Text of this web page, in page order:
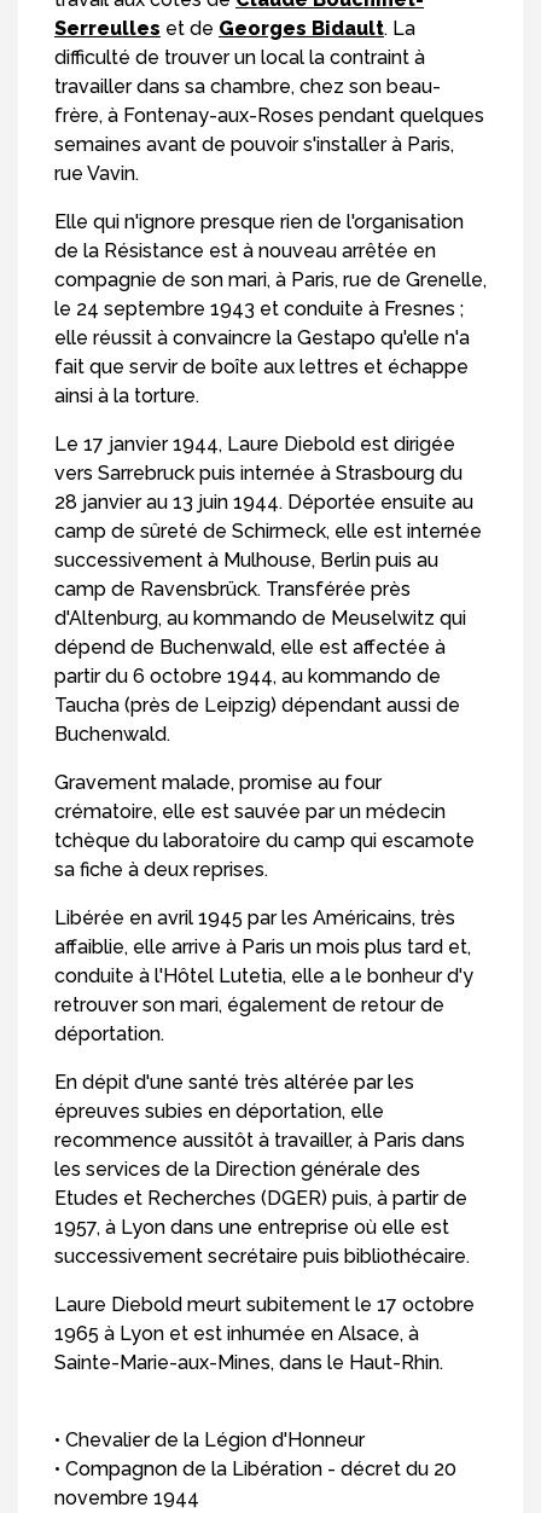
Serreulles et de Georges Bidault. La
difficulté de trouver un local la contraint à
travailler dans sa chambre, chez son beau-
frère, à Fontenay-aux-Roses pendant quelques
semaines avant de pouvoir s'installer à Paris,
rue Vavin.
Elle qui n'ignore presque rien de l'organisation
de la Résistance est à nouveau arrêtée en
compagnie de son mari, à Paris, rue de Grenelle,
le 24 septembre 1943 et conduite à Fresnes ;
elle réussit à convaincre la Gestapo qu'elle n'a
fait que servir de boîte aux lettres et échappe
ainsi à la torture.
Le 17 janvier 1944, Laure Diebold est dirigée
vers Sarrebruck puis internée à Strasbourg du
28 janvier au 13 juin 1944. Déportée ensuite au
camp de sûreté de Schirmeck, elle est internée
successivement à Mulhouse, Berlin puis au
camp de Ravensbrück. Transférée près
d'Altenburg, au kommando de Meuselwitz qui
dépend de Buchenwald, elle est affectée à
partir du 6 octobre 1944, au kommando de
Taucha (près de Leipzig) dépendant aussi de
Buchenwald.
Gravement malade, promise au four
crématoire, elle est sauvée par un médecin
tchèque du laboratoire du camp qui escamote
sa fiche à deux reprises.
Libérée en avril 1945 par les Américains, très
affaiblie, elle arrive à Paris un mois plus tard et,
conduite à l'Hôtel Lutetia, elle a le bonheur d'y
retrouver son mari, également de retour de
déportation.
En dépit d'une santé très altérée par les
épreuves subies en déportation, elle
recommence aussitôt à travailler, à Paris dans
les services de la Direction générale des
Etudes et Recherches (DGER) puis, à partir de
1957, à Lyon dans une entreprise où elle est
successivement secrétaire puis bibliothécaire.
Laure Diebold meurt subitement le 17 octobre
1965 à Lyon et est inhumée en Alsace, à
Sainte-Marie-aux-Mines, dans le Haut-Rhin.
• Chevalier de la Légion d'Honneur
• Compagnon de la Libération - décret du 20
novembre 1944